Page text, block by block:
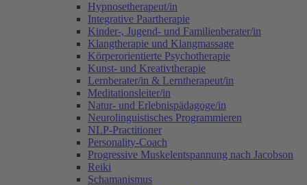
Hypnosetherapeut/in
Integrative Paartherapie
Kinder-, Jugend- und Familienberater/in
Klangtherapie und Klangmassage
Körperorientierte Psychotherapie
Kunst- und Kreativtherapie
Lernberater/in & Lerntherapeut/in
Meditationsleiter/in
Natur- und Erlebnispädagoge/in
Neurolinguistisches Programmieren
NLP-Practitioner
Personality-Coach
Progressive Muskelentspannung nach Jacobson
Reiki
Schamanismus